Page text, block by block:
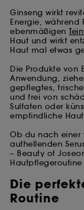
Ginseng wirkt
Energie, während
ebenmäßigen
Haut und wirkt
Haut mal etwas
Die Produkte von
Anwendung,
gepflegtes,
und frei von
Sulfaten oder
empfindliche
Ob du nach einer
aufhellenden
– Beauty of
Die
Routine